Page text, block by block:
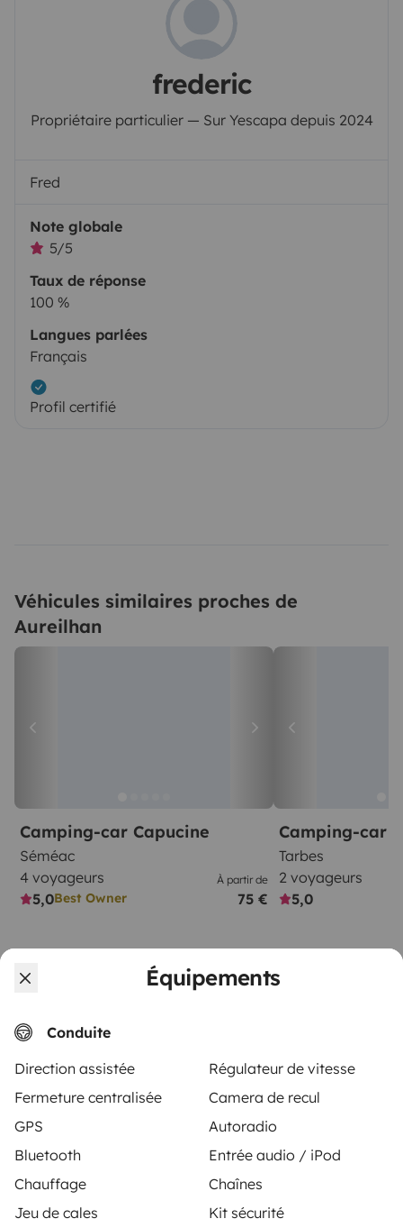
Équipements
Conduite
Direction assistée
Régulateur de vitesse
Fermeture centralisée
Camera de recul
GPS
Autoradio
Bluetooth
Entrée audio / iPod
Chauffage
Chaînes
Jeu de cales
Kit sécurité
frederic
Propriétaire particulier — Sur Yescapa depuis 2024
Fred
Note globale
5/5
Taux de réponse
100 %
Langues parlées
Français
Profil certifié
Véhicules similaires proches de
Aureilhan
Camping-car Capucine
Séméac
4 voyageurs
5,0Best Owner
À partir de
75 €
Camping-car
Tarbes
2 voyageurs
5,0
À partir de
Yescapa est une plateforme rendant simple et sûre la
location entre particuliers de camping-cars, fourgons
et vans aménagés. Le site assure le rôle de tiers de